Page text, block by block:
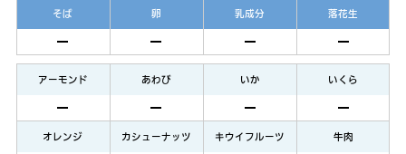
そば 卵 乳成分 落花生
アーモンド あわび いか いくら
オレンジ カシューナッツ キウイフルーツ 牛肉